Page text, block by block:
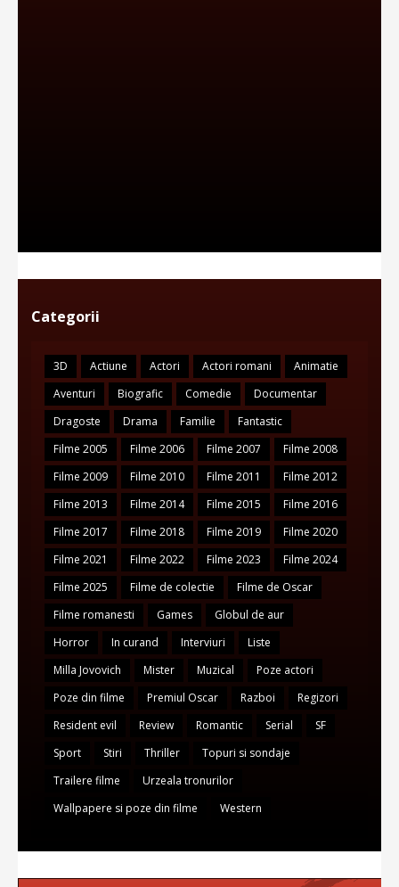
Categorii
3D Actiune Actori Actori romani
Animatie
Aventuri
Biografic Comedie
Documentar
Dragoste
Drama Familie
Fantastic
Filme 2005
Filme 2006 Filme 2007
Filme 2008
Filme 2009
Filme 2010 Filme 2011
Filme 2012
Filme 2013
Filme 2014 Filme 2015
Filme 2016
Filme 2017
Filme 2018 Filme 2019
Filme 2020
Filme 2021
Filme 2022 Filme 2023
Filme 2024
Filme 2025
Filme de colectie
Filme de Oscar
Filme romanesti
Games
Globul de aur
Horror
In curand Interviuri
Liste
Milla Jovovich
Mister Muzical
Poze actori
Poze din filme
Premiul Oscar Razboi
Regizori
Resident evil
Review Romantic Serial
SF
Sport
Stiri Thriller
Topuri si sondaje
Trailere filme
Urzeala tronurilor
Wallpapere si poze din filme
Western